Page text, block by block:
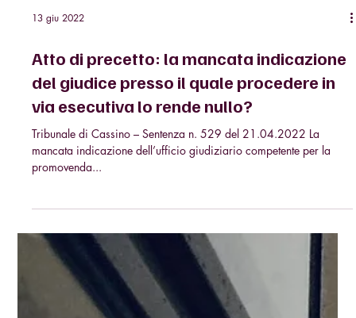
13 giu 2022
Atto di precetto: la mancata indicazione
del giudice presso il quale procedere in
via esecutiva lo rende nullo?
mancata indicazione dell’ufficio giudiziario competente per la